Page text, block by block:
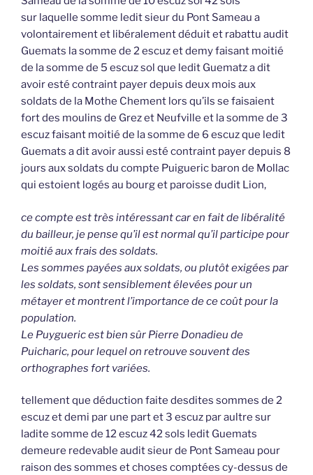
sur laquelle somme ledit sieur du Pont Sameau a
volontairement et libéralement déduit et rabattu audit
Guemats la somme de 2 escuz et demy faisant moitié
de la somme de 5 escuz sol que ledit Guematz a dit
avoir esté contraint payer depuis deux mois aux
soldats de la Mothe Chement lors qu’ils se faisaient
fort des moulins de Grez et Neufville et la somme de 3
escuz faisant moitié de la somme de 6 escuz que ledit
Guemats a dit avoir aussi esté contraint payer depuis 8
jours aux soldats du compte Puigueric baron de Mollac
qui estoient logés au bourg et paroisse dudit Lion,
ce compte est très intéressant car en fait de libéralité
du bailleur, je pense qu’il est normal qu’il participe pour
moitié aux frais des soldats.
Les sommes payées aux soldats, ou plutôt exigées par
les soldats, sont sensiblement élevées pour un
métayer et montrent l’importance de ce coût pour la
population.
Le Puygueric est bien sûr Pierre Donadieu de
Puicharic, pour lequel on retrouve souvent des
orthographes fort variées.
tellement que déduction faite desdites sommes de 2
escuz et demi par une part et 3 escuz par aultre sur
ladite somme de 12 escuz 42 sols ledit Guemats
demeure redevable audit sieur de Pont Sameau pour
raison des sommes et choses comptées cy-dessus de